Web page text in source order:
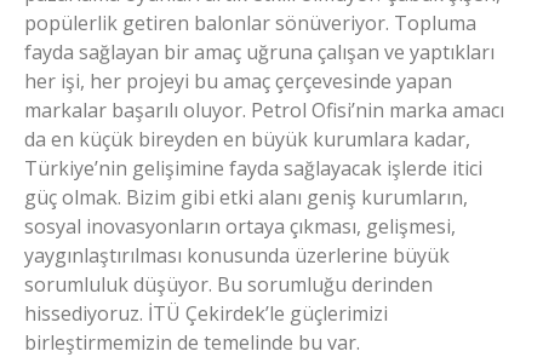
popülerlik getiren balonlar sönüveriyor. Topluma
fayda sağlayan bir amaç uğruna çalışan ve yaptıkları
her işi, her projeyi bu amaç çerçevesinde yapan
markalar başarılı oluyor. Petrol Ofisi’nin marka amacı
da en küçük bireyden en büyük kurumlara kadar,
Türkiye’nin gelişimine fayda sağlayacak işlerde itici
güç olmak. Bizim gibi etki alanı geniş kurumların,
sosyal inovasyonların ortaya çıkması, gelişmesi,
yaygınlaştırılması konusunda üzerlerine büyük
sorumluluk düşüyor. Bu sorumluğu derinden
hissediyoruz. İTÜ Çekirdek’le güçlerimizi
birleştirmemizin de temelinde bu var.